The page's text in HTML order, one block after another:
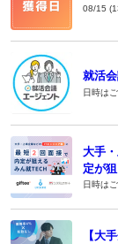
08/15
就活
日時は
大手
定が
日時は
【大